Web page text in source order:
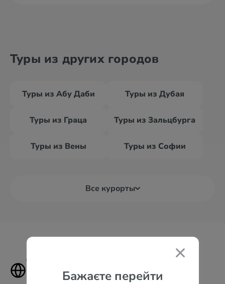
Бажаєте перейти
Туры из других городов
Туры из Абу Даби Туры из Дубая
Туры из Граца Туры из Зальцбурга
Туры из Вены Туры из Софии
Все курорты
Туры в самые популярные
страны